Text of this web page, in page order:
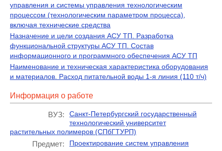
управления и системы управления технологическим
процессом (технологическим параметром процесса),
включая технические средства
Назначение и цели создания АСУ ТП. Разработка
функциональной структуры АСУ ТП. Состав
информационного и программного обеспечения АСУ ТП
Наименование и техническая характеристика оборудования
и материалов. Расход питательной воды 1-я линия (110 т/ч)
Информация о работе
ВУЗ:
Санкт-Петербургский государственный
технологический университет
растительных полимеров (СПбГТУРП)
Предмет: Проектирование систем управления